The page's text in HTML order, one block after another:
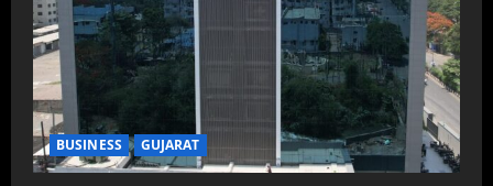
BUSINESS GUJARAT